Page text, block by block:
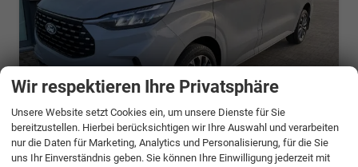
ab 910,– € mtl.
Wir respektieren Ihre Privatsphäre
Unsere Website setzt Cookies ein, um unsere Dienste für Sie
bereitzustellen. Hierbei berücksichtigen wir Ihre Auswahl und verarbeiten
nur die Daten für Marketing, Analytics und Personalisierung, für die Sie
uns Ihr Einverständnis geben. Sie können Ihre Einwilligung jederzeit mit